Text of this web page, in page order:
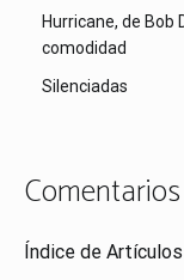
Hurricane, de Bob
comodidad
Silenciadas
Índice de